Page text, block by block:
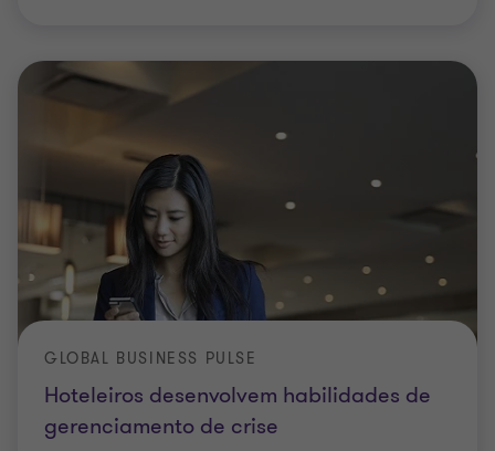
Hoteleiros desenvolvem habilidades de
gerenciamento de crise
GLOBAL BUSINESS PULSE